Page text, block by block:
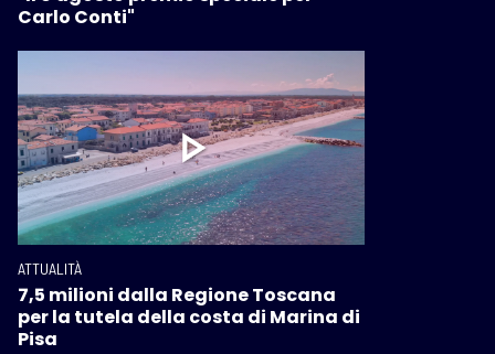
Carlo Conti"
ATTUALITÀ
7,5 milioni dalla Regione Toscana
per la tutela della costa di Marina di
Pisa